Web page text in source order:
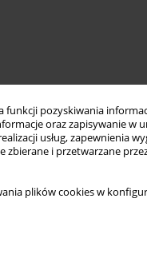
funkcji pozyskiwania
oraz zapisywanie w
usług, zapewnienia
zbierane i przetwarzane
plików cookies w